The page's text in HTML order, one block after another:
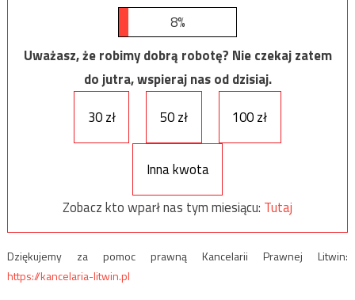
8%
Uważasz, że robimy dobrą robotę? Nie czekaj zatem
do jutra, wspieraj nas od dzisiaj.
30 zł
50 zł 100 zł
Inna kwota
Zobacz kto wparł nas tym miesiącu: Tutaj
Dziękujemy za pomoc prawną Kancelarii Prawnej Litwin:
https://kancelaria-litwin.pl